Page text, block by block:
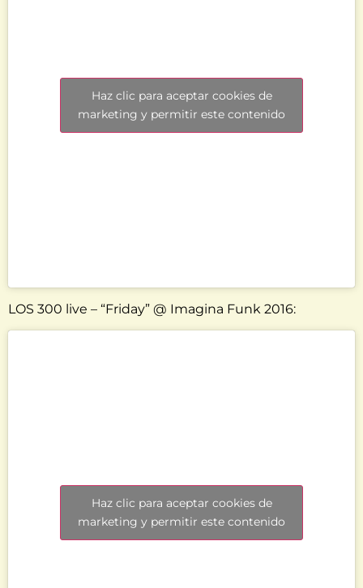
Haz clic para aceptar cookies de
marketing y permitir este contenido
LOS 300 live – “Friday” @ Imagina Funk 2016:
Haz clic para aceptar cookies de
marketing y permitir este contenido